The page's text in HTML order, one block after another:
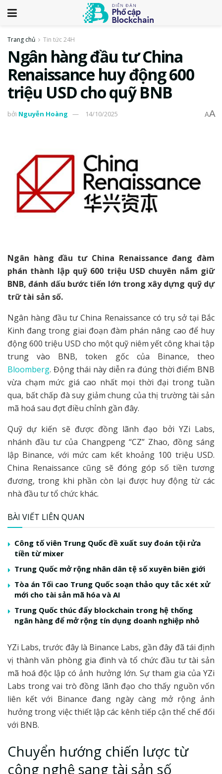
Trang chủ Tin tức 24H
Ngân hàng đầu tư China
Renaissance huy động 600
triệu USD cho quỹ BNB
bởi Nguyễn Hoàng 14/10/2025 AA
Ngân hàng đầu tư China Renaissance đang đàm
phán thành lập quỹ 600 triệu USD chuyên nắm giữ
BNB, đánh dấu bước tiến lớn trong xây dựng quỹ dự
trữ tài sản số.
Ngân hàng đầu tư China Renaissance có trụ sở tại Bắc
Kinh đang trong giai đoạn đàm phán nâng cao để huy
động 600 triệu USD cho một quỹ niêm yết công khai tập
trung vào BNB, token gốc của Binance, theo
Bloomberg. Động thái này diễn ra đúng thời điểm BNB
vừa chạm mức giá cao nhất mọi thời đại trong tuần
qua, bất chấp đà suy giảm chung của thị trường tài sản
mã hoá sau đợt điều chỉnh gần đây.
Quỹ dự kiến sẽ được đồng lãnh đạo bởi YZi Labs,
nhánh đầu tư của Changpeng “CZ” Zhao, đồng sáng
lập Binance, với mức cam kết khoảng 100 triệu USD.
China Renaissance cũng sẽ đóng góp số tiền tương
đương, trong khi phần còn lại được huy động từ các
nhà đầu tư tổ chức khác.
BÀI VIẾT LIÊN QUAN
Công tố viên Trung Quốc đề xuất suy đoán tội rửa
tiền từ mixer
Trung Quốc mở rộng nhân dân tệ số xuyên biên giới
Tòa án Tối cao Trung Quốc soạn thảo quy tắc xét xử
mới cho tài sản mã hóa và AI
Trung Quốc thúc đẩy blockchain trong hệ thống
ngân hàng để mở rộng tín dụng doanh nghiệp nhỏ
YZi Labs, trước đây là Binance Labs, gần đây đã tái định
vị thành văn phòng gia đình và tổ chức đầu tư tài sản
mã hoá độc lập có ảnh hưởng lớn. Sự tham gia của YZi
Labs trong vai trò đồng lãnh đạo cho thấy nguồn vốn
liên kết với Binance đang ngày càng mở rộng ảnh
hưởng trong việc thiết lập các kênh tiếp cận thể chế đối
với BNB.
Chuyển hướng chiến lược từ
công nghệ sang tài sản số